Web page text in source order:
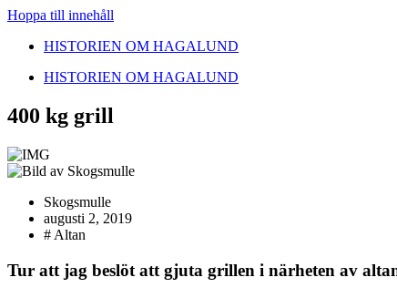
Hoppa till innehåll
HISTORIEN OM HAGALUND
HISTORIEN OM HAGALUND
400 kg grill
Skogsmulle
augusti 2, 2019
# Altan
Tur att jag beslöt att gjuta grillen i närheten av